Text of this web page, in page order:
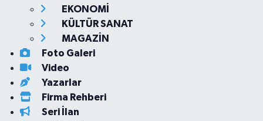
EKONOMİ
KÜLTÜR SANAT
MAGAZİN
Foto Galeri
Video
Yazarlar
Firma Rehberi
Seri İlan